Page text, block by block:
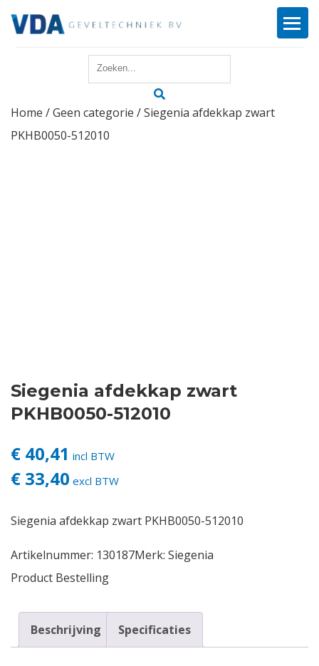
Reparatie
Login
Home /Geen categorie / Siegenia afdekkap zwart
PKHB0050-512010
Siegenia afdekkap zwart
PKHB0050-512010
€ 40,41 incl BTW
€ 33,40 excl BTW
Siegenia afdekkap zwart PKHB0050-512010
Artikelnummer: 130187Merk: Siegenia
Product Bestelling
Beschrijving Specificaties